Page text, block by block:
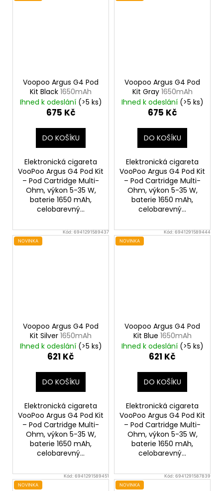
Voopoo Argus G4 Pod
Kit Black 1650mAh
Ihned k odeslání (>5 ks)
675 Kč
DO KOŠÍKU
Elektronická cigareta
VooPoo Argus G4 Pod Kit
– Pod Cartridge Multi-
Ohm, výkon 5-35 W,
baterie 1650 mAh,
celobarevný...
Voopoo Argus G4 Pod
Kit Gray 1650mAh
Ihned k odeslání (>5 ks)
675 Kč
DO KOŠÍKU
Elektronická cigareta
VooPoo Argus G4 Pod Kit
– Pod Cartridge Multi-
Ohm, výkon 5-35 W,
baterie 1650 mAh,
celobarevný...
Kód:6941291589437
NOVINKA
Voopoo Argus G4 Pod
Kit Silver 1650mAh
Ihned k odeslání (>5 ks)
621 Kč
DO KOŠÍKU
Elektronická cigareta
VooPoo Argus G4 Pod Kit
– Pod Cartridge Multi-
Ohm, výkon 5-35 W,
baterie 1650 mAh,
celobarevný...
Kód:6941291589444
NOVINKA
Voopoo Argus G4 Pod
Kit Blue 1650mAh
Ihned k odeslání (>5 ks)
621 Kč
DO KOŠÍKU
Elektronická cigareta
VooPoo Argus G4 Pod Kit
– Pod Cartridge Multi-
Ohm, výkon 5-35 W,
baterie 1650 mAh,
celobarevný...
Kód:6941291589451
NOVINKA
Kód:6941291587839
NOVINKA